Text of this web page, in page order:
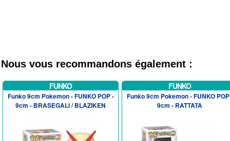
Nous vous recommandons également :
FUNKO
Funko 9cm Pokemon - FUNKO POP -
9cm - BRASEGALI / BLAZIKEN
FUNKO
Funko 9cm Pokemon - FUNKO
9cm - RATTATA